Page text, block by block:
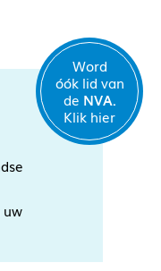
uw
Word
óók lid van
de NVA.
Klik hier